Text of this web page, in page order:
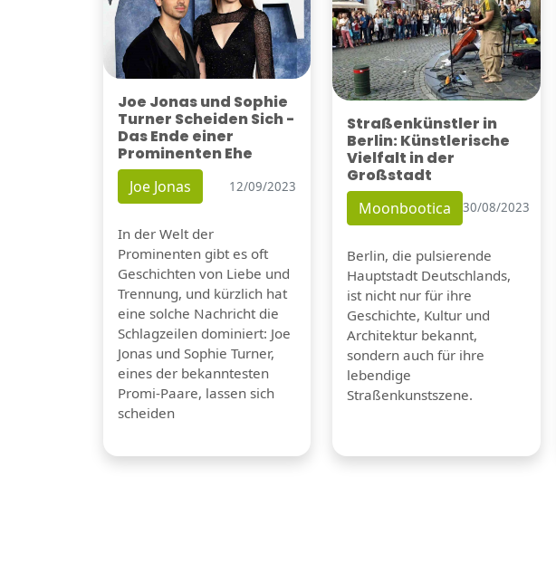
Joe Jonas und Sophie
Turner Scheiden Sich -
Das Ende einer
Prominenten Ehe
Joe Jonas 12/09/2023
In der Welt der
Prominenten gibt es oft
Geschichten von Liebe und
Trennung, und kürzlich hat
eine solche Nachricht die
Schlagzeilen dominiert: Joe
Jonas und Sophie Turner,
eines der bekanntesten
Promi-Paare, lassen sich
scheiden
Straßenkünstler in
Berlin: Künstlerische
Vielfalt in der
Großstadt
Moonbootica 30/08/2023
Berlin, die pulsierende
Hauptstadt Deutschlands,
ist nicht nur für ihre
Geschichte, Kultur und
Architektur bekannt,
sondern auch für ihre
lebendige
Straßenkunstszene.